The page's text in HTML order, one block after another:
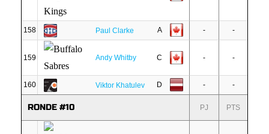
158 Paul Clarke A - -
159 Andy Whitby C - -
160 Viktor Khatulev D - -
RONDE #10 PJ PTS